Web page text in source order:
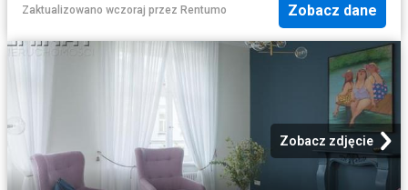
Zaktualizowano wczoraj przez Rentumo Zobacz dane
Zobacz zdjęcie